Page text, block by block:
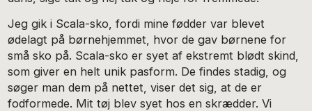
Jeg gik i Scala-sko, fordi mine fødder var blevet
ødelagt på børnehjemmet, hvor de gav børnene for
små sko på. Scala-sko er syet af ekstremt blødt skind,
som giver en helt unik pasform. De findes stadig, og
søger man dem på nettet, viser det sig, at de er
fodformede. Mit tøj blev syet hos en skrædder. Vi